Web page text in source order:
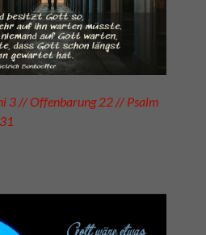
3 // Offenbarung 22 // Psalm